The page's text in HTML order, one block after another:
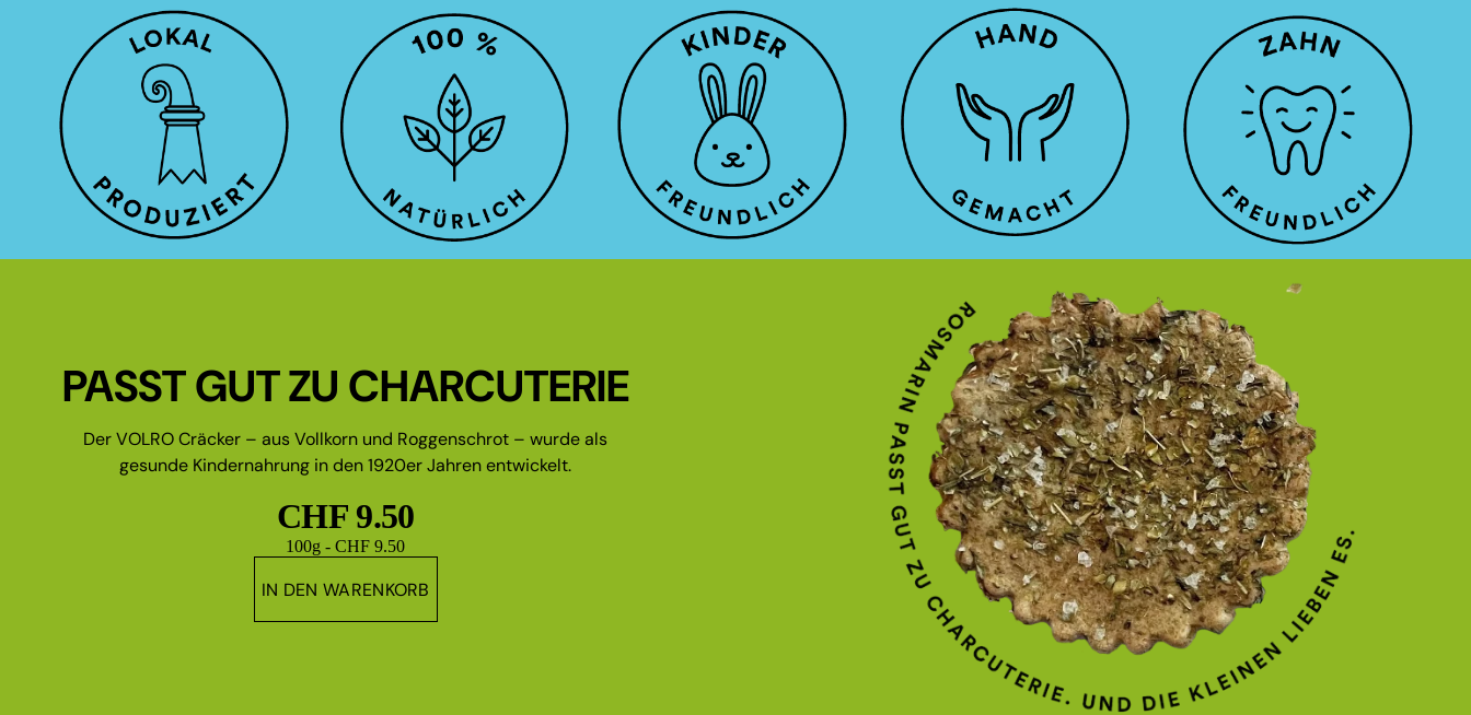
PASST GUT ZU CHARCUTERIE
Der VOLRO Cräcker – aus Vollkorn und Roggenschrot – wurde als
gesunde Kindernahrung in den 1920er Jahren entwickelt.
CHF 9.50
Grundpreis
100g - CHF 9.50
IN DEN WARENKORB